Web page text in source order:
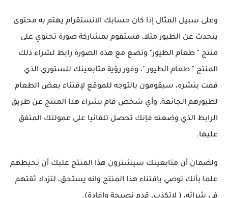
وعلى سبيل المثال إذا كان حسابك الانستقرام يهتم به محتوى
يتحدث عن الطيور مثلا، فستقوم بمشاركة صورة تحتوي على
منتج " طعام الطيور" وتضع مع هذه الصورة رابط لشراء ذلك
المنتج " طعام الطيور "، وفور رؤية متابعينك للستوري الذي
قمت بنشره، سيقومون بالتوجه للموقع لإقتناء بعض الطعام
لطيورهم الجائعة، وأي شخص قام بشراء هذا المنتج عن طريق
الرابط الذي وضعته فإنك تحصل تلقائيا على عمولتك المتفق
عليها.
ولضمان أن متابعينك سيشترون هذا المنتج عليك أن تحيطهم
علما بأنك توصي بإقتناء هذا المنتج وانه يستحق، لتزداد ثقتهم
في شرائه، ( لاتكذب، قدم نصيحة وإفادة).